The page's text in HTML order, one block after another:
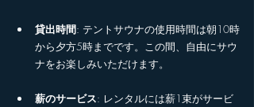
貸出時間: テントサウナの使用時間は朝10時
から夕方5時までです。この間、自由にサウ
ナをお楽しみいただけます。
薪のサービス: レンタルには薪1束がサービ